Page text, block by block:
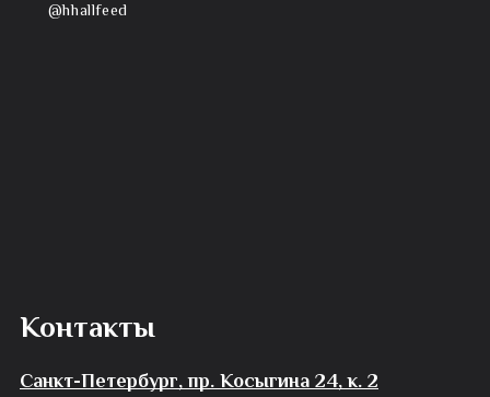
@hhallfeed
Контакты
Санкт-Петербург, пр. Косыгина 24, к. 2